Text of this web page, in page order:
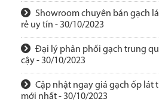
Showroom chuyên bán gạch
rẻ uy tín - 30/10/2023
Đại lý phân phối gạch trung
cậy - 30/10/2023
Cập nhật ngay giá gạch ốp lát
mới nhất - 30/10/2023